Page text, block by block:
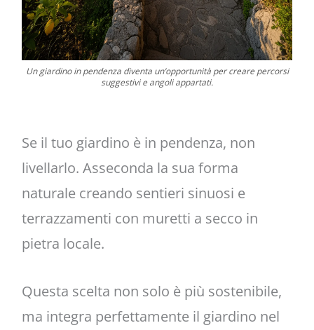
Un giardino in pendenza diventa un’opportunità per creare percorsi
suggestivi e angoli appartati.
Se il tuo giardino è in pendenza, non
livellarlo. Asseconda la sua forma
naturale creando sentieri sinuosi e
terrazzamenti con muretti a secco in
pietra locale.
Questa scelta non solo è più sostenibile,
ma integra perfettamente il giardino nel